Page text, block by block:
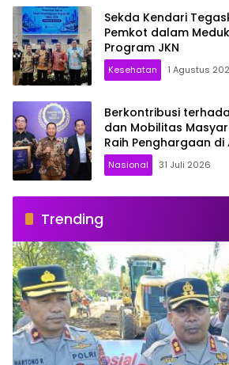
Sekda Kendari
Pemkot dalam
Program JKN
Kesehatan 1 Agustus
Berkontribusi
dan Mobilitas
Raih Penghargaan
Indonesia Awards
Nasional 31 Juli 2026
Trending